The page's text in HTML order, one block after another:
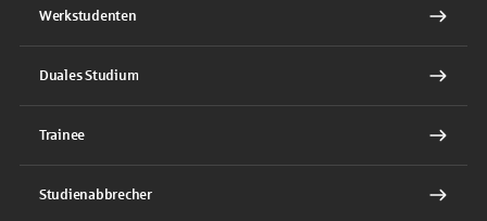
Werkstudenten
Duales Studium
Trainee
Studienabbrecher